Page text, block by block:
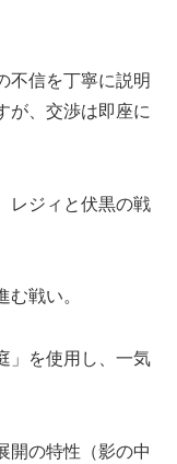
不信を丁寧に説明
が、交渉は即座に
レジィと伏黒の戦
戦い。
」を使用し、一気
開の特性（影の中